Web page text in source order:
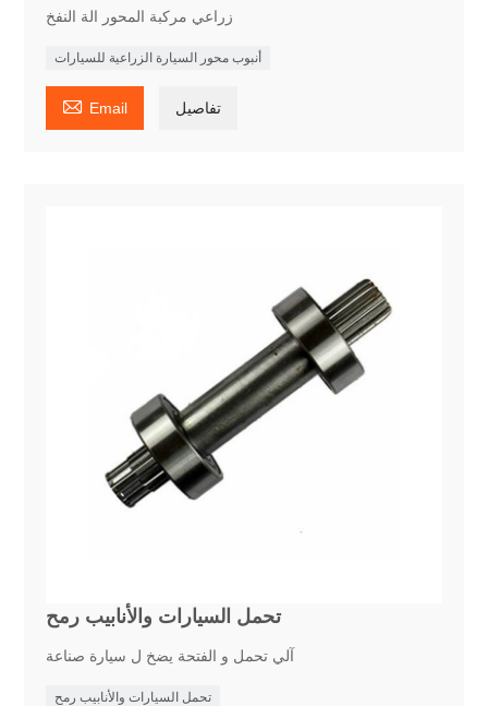
زراعي مركبة المحور الة النفخ
أنبوب محور السيارة الزراعية للسيارات
 Email تفاصيل
تحمل السيارات والأنابيب رمح
آلي تحمل و الفتحة يضخ ل سيارة صناعة
تحمل السيارات والأنابيب رمح